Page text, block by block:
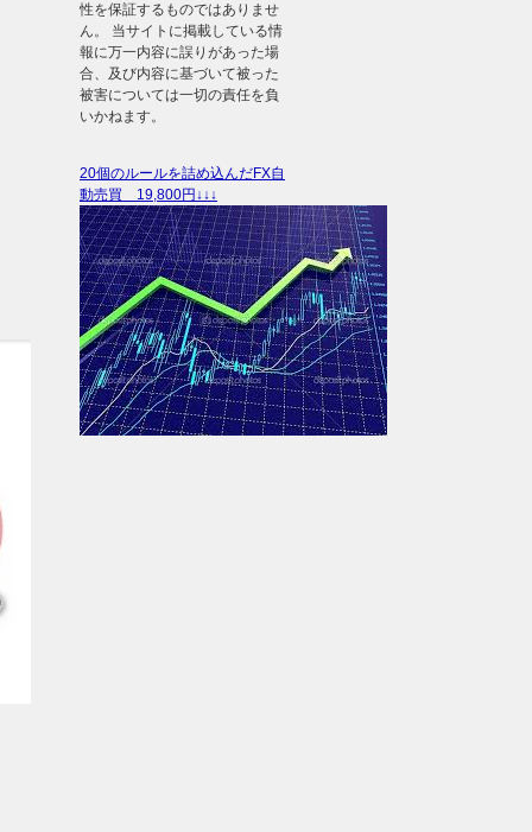
性を保証するものではありませ
ん。 当サイトに掲載している情
報に万一内容に誤りがあった場
合、及び内容に基づいて被った
被害については一切の責任を負
いかねます。
20個のルールを詰め込んだFX自
動売買 19,800円↓↓↓